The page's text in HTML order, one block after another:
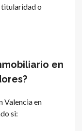
titularidad o
en
Valencia en
si: